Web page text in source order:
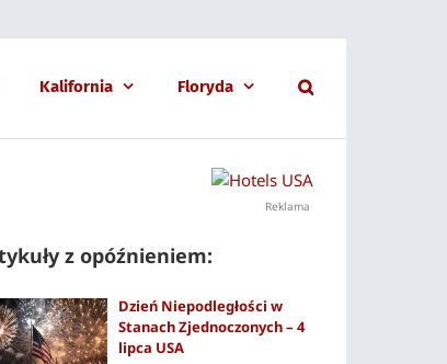
Kalifornia Floryda
Reklama
z opóźnieniem:
Dzień Niepodległości w
Stanach Zjednoczonych – 4
lipca USA